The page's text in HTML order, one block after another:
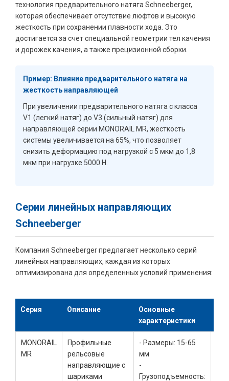
технология предварительного натяга Schneeberger,
которая обеспечивает отсутствие люфтов и высокую
жесткость при сохранении плавности хода. Это
достигается за счет специальной геометрии тел качения
и дорожек качения, а также прецизионной сборки.
Пример: Влияние предварительного натяга на
жесткость направляющей
При увеличении предварительного натяга с класса
V1 (легкий натяг) до V3 (сильный натяг) для
направляющей серии MONORAIL MR, жесткость
системы увеличивается на 65%, что позволяет
снизить деформацию под нагрузкой с 5 мкм до 1,8
мкм при нагрузке 5000 Н.
Серии линейных направляющих
Schneeberger
Компания Schneeberger предлагает несколько серий
линейных направляющих, каждая из которых
оптимизирована для определенных условий применения:
Серия Описание
Основные
характеристики
MONORAIL
MR
Профильные
рельсовые
направляющие с
шариками
- Размеры: 15-65
мм
-
Грузоподъемность: